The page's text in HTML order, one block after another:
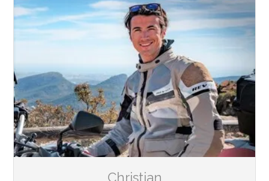
Christian